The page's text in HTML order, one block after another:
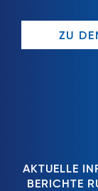
ZU
AKTUELLE
BERICHTE